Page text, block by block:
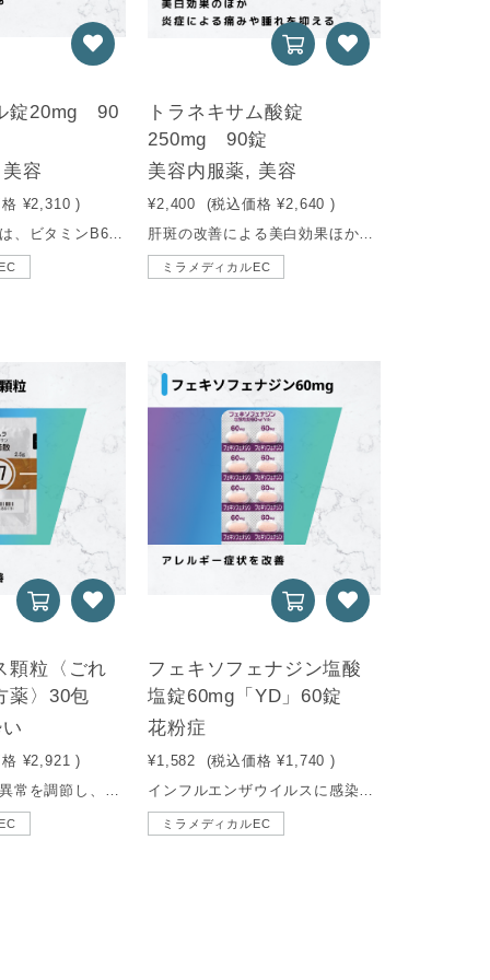
錠20mg 90
容
¥2,310 )
ピドキサールとは、ビタミンB6を製剤化したものです。主に、ビタミンB6の摂取を補う補給剤としての役割を果たします。「毛穴つまり解消」や「ニキビ改善」の効果を期待できます。
トラネキサム酸錠
250mg 90錠
美容内服薬, 美容
¥2,400 (税込価格 ¥2,640 )
肝斑の改善による美白効果ほか、炎症による痛みや腫れを抑える内服薬。
ミラメディカルEC
顆粒〈ごれ
薬〉30包
¥2,921 )
体内の水分代謝異常を調節し、二日酔いによる頭痛や吐き気、むくみなどを改善。
フェキソフェナジン塩酸
塩錠60mg「YD」60錠
花粉症
¥1,582 (税込価格 ¥1,740 )
インフルエンザウイルスに感染した細胞からウイルスが遊離するのを阻害することによりウイルスの増殖を抑えます。
ミラメディカルEC